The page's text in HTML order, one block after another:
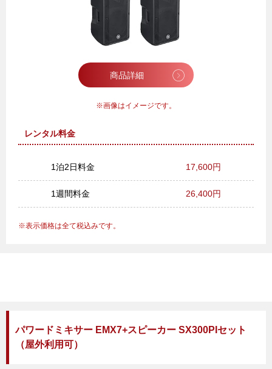
商品詳細
画像はイメージです。
レンタル料金
1泊2日料金 17,600円
1週間料金 26,400円
表示価格は全て税込みです。
パワードミキサー EMX7+スピーカー SX300PIセット
（屋外利用可）